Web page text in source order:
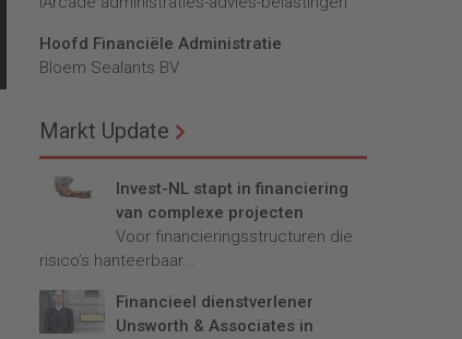
Hoofd Financiële Administratie
Bloem Sealants BV
Markt Update
Invest-NL stapt in financiering
van complexe projecten
Voor financieringsstructuren die
risico’s hanteerbaar...
Financieel dienstverlener
Unsworth & Associates in